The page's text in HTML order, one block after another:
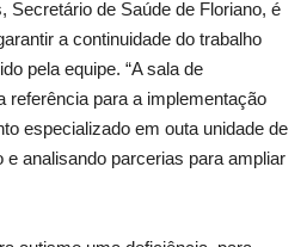
Secretário de Saúde de Floriano, é
a continuidade do trabalho
pela equipe. “A sala de
referência para a implementação
especializado em outa unidade de
analisando parcerias para ampliar